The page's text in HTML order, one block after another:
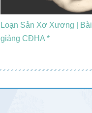
Loạn Sản Xơ Xương | Bài
giảng CĐHA *